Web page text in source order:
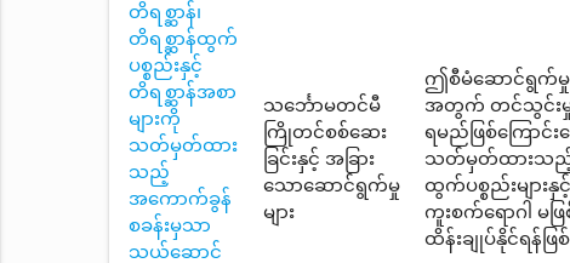
တိရစ္ဆာန်၊
တိရစ္ဆာန်ထွက်
ပစ္စည်းနှင့်
တိရစ္ဆာန်အစာ
များကို
သတ်မှတ်ထား
သည့်
အကောက်ခွန်
စခန်းမှသာ
သယ်ဆောင်
သင်္ဘောမတင်မီ
ကြိုတင်စစ်ဆေး
ခြင်းနှင့် အခြား
သောဆောင်ရွက်မှု
များ
ဤစီမံဆောင်ရွက်မှု (
အတွက် တင်သွင်းမှု
ရမည်ဖြစ်ကြောင်
သတ်မှတ်ထားသည့် လ
ထွက်ပစ္စည်းများ
ကူးစက်ရောဂါ မ
ထိန်းချုပ်နိုင်ရန်ဖြ